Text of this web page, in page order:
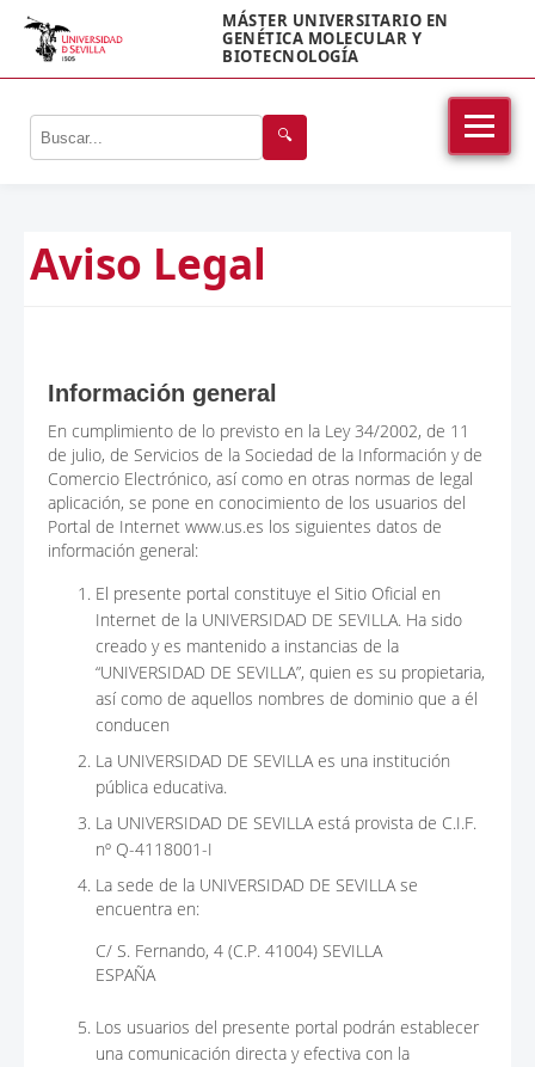
MÁSTER UNIVERSITARIO EN
GENÉTICA MOLECULAR Y
BIOTECNOLOGÍA
🔍
Aviso Legal
Información general
En cumplimiento de lo previsto en la Ley 34/2002, de 11
de julio, de Servicios de la Sociedad de la Información y de
Comercio Electrónico, así como en otras normas de legal
aplicación, se pone en conocimiento de los usuarios del
Portal de Internet www.us.es los siguientes datos de
información general:
El presente portal constituye el Sitio Oficial en
Internet de la UNIVERSIDAD DE SEVILLA. Ha sido
creado y es mantenido a instancias de la
“UNIVERSIDAD DE SEVILLA”, quien es su propietaria,
así como de aquellos nombres de dominio que a él
conducen
La UNIVERSIDAD DE SEVILLA es una institución
pública educativa.
La UNIVERSIDAD DE SEVILLA está provista de C.I.F.
nº Q-4118001-I
La sede de la UNIVERSIDAD DE SEVILLA se
encuentra en:
C/ S. Fernando, 4 (C.P. 41004) SEVILLA
ESPAÑA
Los usuarios del presente portal podrán establecer
una comunicación directa y efectiva con la